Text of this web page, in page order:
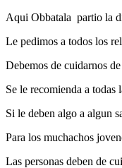
Aqui Obbatala partio la
Le pedimos a todos los
Debemos de cuidarnos
Se le recomienda a todas
Si le deben algo a algun
Para los muchachos
Las personas deben de